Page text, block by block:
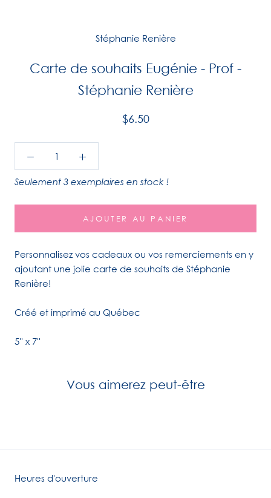
Stéphanie Renière
Carte de souhaits Eugénie - Prof -
Stéphanie Renière
$6.50
Seulement 3 exemplaires en stock !
AJOUTER AU PANIER
Personnalisez vos cadeaux ou vos remerciements en y
ajoutant une jolie carte de souhaits de Stéphanie
Renière!
Créé et imprimé au Québec
5'' x 7''
Vous aimerez peut-être
Heures d'ouverture